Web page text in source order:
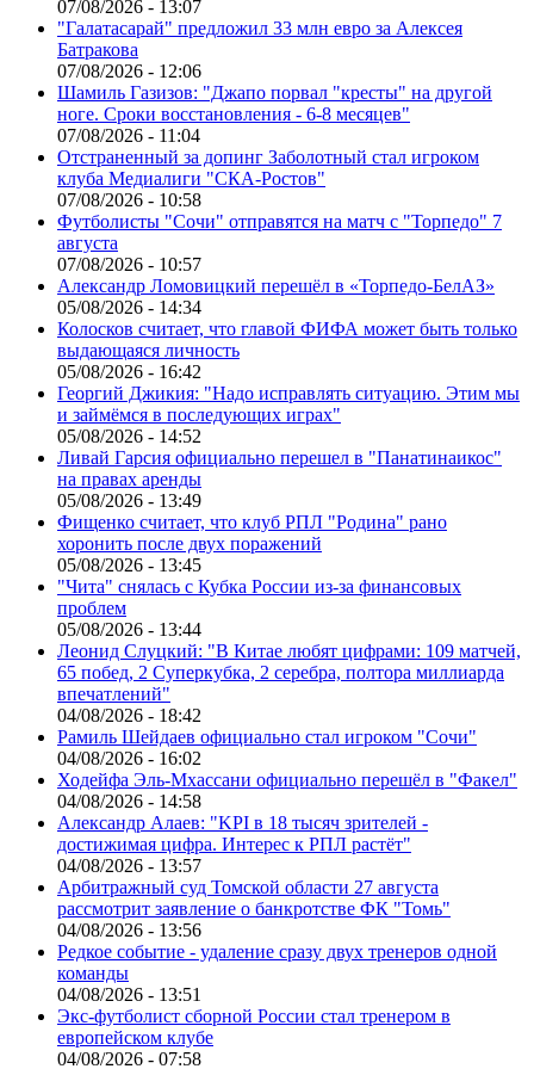
07/08/2026 - 13:07
"Галатасарай" предложил 33 млн евро за Алексея
Батракова
07/08/2026 - 12:06
Шамиль Газизов: "Джапо порвал "кресты" на другой
ноге. Сроки восстановления - 6-8 месяцев"
07/08/2026 - 11:04
Отстраненный за допинг Заболотный стал игроком
клуба Медиалиги "СКА-Ростов"
07/08/2026 - 10:58
Футболисты "Сочи" отправятся на матч с "Торпедо" 7
августа
07/08/2026 - 10:57
Александр Ломовицкий перешёл в «Торпедо-БелАЗ»
05/08/2026 - 14:34
Колосков считает, что главой ФИФА может быть только
выдающаяся личность
05/08/2026 - 16:42
Георгий Джикия: "Надо исправлять ситуацию. Этим мы
и займёмся в последующих играх"
05/08/2026 - 14:52
Ливай Гарсия официально перешел в "Панатинаикос"
на правах аренды
05/08/2026 - 13:49
Фищенко считает, что клуб РПЛ "Родина" рано
хоронить после двух поражений
05/08/2026 - 13:45
"Чита" снялась с Кубка России из-за финансовых
проблем
05/08/2026 - 13:44
Леонид Слуцкий: "В Китае любят цифрами: 109 матчей,
65 побед, 2 Суперкубка, 2 серебра, полтора миллиарда
впечатлений"
04/08/2026 - 18:42
Рамиль Шейдаев официально стал игроком "Сочи"
04/08/2026 - 16:02
Ходейфа Эль-Мхассани официально перешёл в "Факел"
04/08/2026 - 14:58
Александр Алаев: "KPI в 18 тысяч зрителей -
достижимая цифра. Интерес к РПЛ растёт"
04/08/2026 - 13:57
Арбитражный суд Томской области 27 августа
рассмотрит заявление о банкротстве ФК "Томь"
04/08/2026 - 13:56
Редкое событие - удаление сразу двух тренеров одной
команды
04/08/2026 - 13:51
Экс-футболист сборной России стал тренером в
европейском клубе
04/08/2026 - 07:58